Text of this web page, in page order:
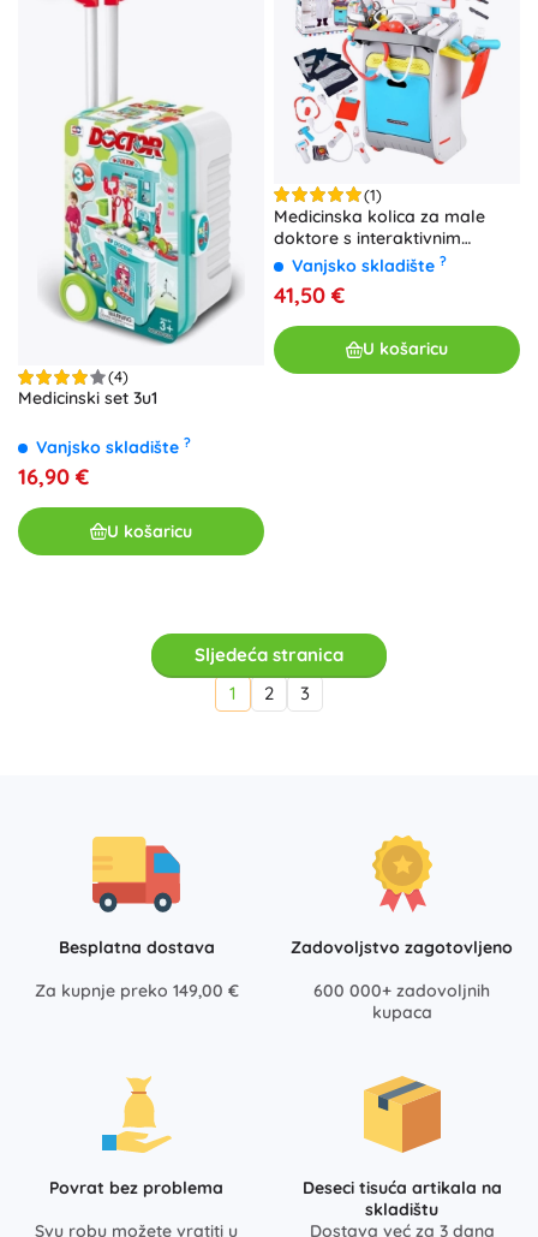
(4)
Medicinski set 3u1
Vanjsko skladište ?
16,90 €
U košaricu
(1)
Medicinska kolica za male
doktore s interaktivnim
alatima
Vanjsko skladište ?
41,50 €
U košaricu
Sljedeća stranica
1
2 3
Besplatna dostava
Za kupnje preko 149,00 €
Zadovoljstvo zagotovljeno
600 000+ zadovoljnih
kupaca
Povrat bez problema
Svu robu možete vratiti u
Deseci tisuća artikala na
skladištu
Dostava već za 3 dana